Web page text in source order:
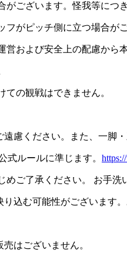
がございます。怪我等につ
フがピッチ側に立つ場合が
営および安全上の配慮から
ての観戦はできません。
慮ください。また、一脚
式ルールに準じます。
めご了承ください。 お手洗
込む可能性がございます
はございません。